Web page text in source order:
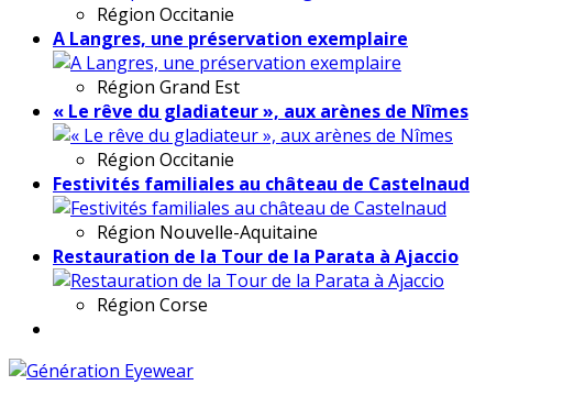
Région Occitanie
A Langres, une préservation exemplaire
Région Grand Est
« Le rêve du gladiateur », aux arènes de Nîmes
Région Occitanie
Festivités familiales au château de Castelnaud
Région Nouvelle-Aquitaine
Restauration de la Tour de la Parata à Ajaccio
Région Corse